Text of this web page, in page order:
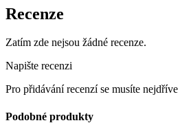
Recenze
Zatím zde nejsou žádné recenze.
Napište recenzi
Pro přidávání recenzí se musíte nejdříve
Podobné produkty